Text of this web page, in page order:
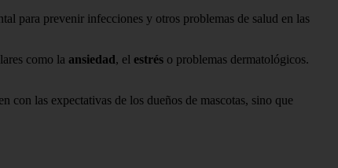
para prevenir infecciones y otros problemas de salud en las
como la ansiedad, el estrés o problemas dermatológicos.
las expectativas de los dueños de mascotas, sino que